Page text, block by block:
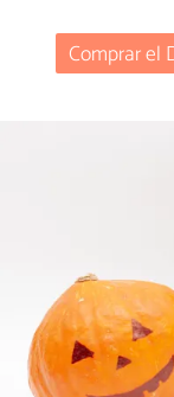
Comprar el